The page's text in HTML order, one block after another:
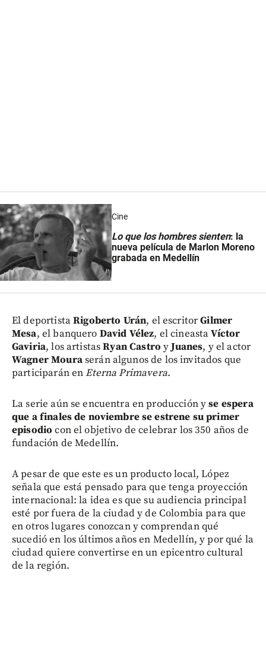
Cine
Lo que los hombres sienten: la
nueva película de Marlon Moreno
grabada en Medellín
El deportistaRigoberto Urán, el escritorGilmer
Mesa, el banquero David Vélez, el cineastaVíctor
Gaviria, los artistasRyan Castro yJuanes, y el actor
Wagner Mouraserán algunos de los invitados que
participarán enEterna Primavera.
La serie aún se encuentra en producción yse espera
que a finales de noviembre se estrene su primer
episodio con el objetivo de celebrar los 350 años de
fundación de Medellín.
A pesar de que este es un producto local, López
señala que está pensado para que tenga proyección
internacional: la idea es que su audiencia principal
esté por fuera de la ciudad y de Colombia para que
en otros lugares conozcan y comprendan qué
sucedió en los últimos años en Medellín, y por qué la
ciudad quiere convertirse en un epicentro cultural
de la región.